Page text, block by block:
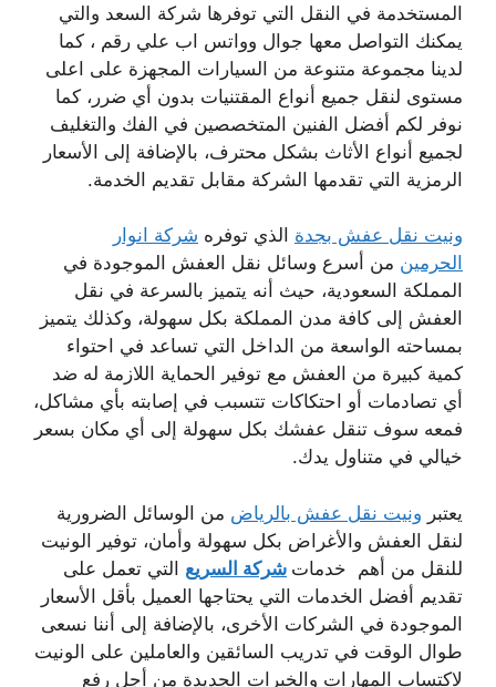
المستخدمة في النقل التي توفرها شركة السعد والتي
يمكنك التواصل معها جوال وواتس اب علي رقم ، كما
لدينا مجموعة متنوعة من السيارات المجهزة على اعلى
مستوى لنقل جميع أنواع المقتنيات بدون أي ضرر، كما
نوفر لكم أفضل الفنين المتخصصين في الفك والتغليف
لجميع أنواع الأثاث بشكل محترف، بالإضافة إلى الأسعار
الرمزية التي تقدمها الشركة مقابل تقديم الخدمة.
ونيت نقل عفش بجدة الذي توفره شركة انوار
الحرمين من أسرع وسائل نقل العفش الموجودة في
المملكة السعودية، حيث أنه يتميز بالسرعة في نقل
العفش إلى كافة مدن المملكة بكل سهولة، وكذلك يتميز
بمساحته الواسعة من الداخل التي تساعد في احتواء
كمية كبيرة من العفش مع توفير الحماية اللازمة له ضد
أي تصادمات أو احتكاكات تتسبب في إصابته بأي مشاكل،
فمعه سوف تنقل عفشك بكل سهولة إلى أي مكان بسعر
خيالي في متناول يدك.
يعتبر ونيت نقل عفش بالرياض من الوسائل الضرورية
لنقل العفش والأغراض بكل سهولة وأمان، توفير الونيت
للنقل من أهم خدمات شركة السريع التي تعمل على
تقديم أفضل الخدمات التي يحتاجها العميل بأقل الأسعار
الموجودة في الشركات الأخرى، بالإضافة إلى أننا نسعى
طوال الوقت في تدريب السائقين والعاملين على الونيت
لاكتساب المهارات والخبرات الجديدة من أجل رفع